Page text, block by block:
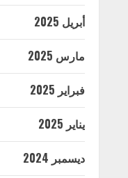
أبريل 2025
مارس 2025
فبراير 2025
يناير 2025
ديسمبر 2024